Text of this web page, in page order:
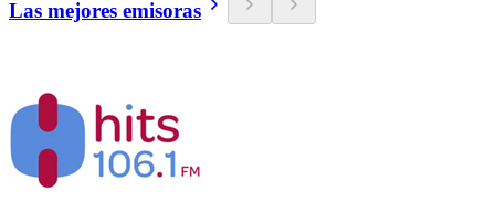
Las mejores emisoras